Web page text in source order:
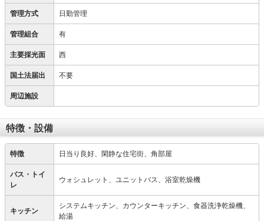
管理方式 日勤管理
管理組合 有
主要採光面 西
国土法届出 不要
周辺施設
特徴・設備
特徴 日当り良好、閑静な住宅街、角部屋
バス・トイ
レ
ウォシュレット、ユニットバス、浴室乾燥機
キッチン
システムキッチン、カウンターキッチン、食器洗浄乾燥機、
給湯